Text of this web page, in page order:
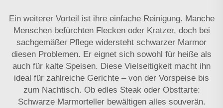
Ein weiterer Vorteil ist ihre einfache Reinigung. Manche
Menschen befürchten Flecken oder Kratzer, doch bei
sachgemäßer Pflege widersteht schwarzer Marmor
diesen Problemen. Er eignet sich sowohl für heiße als
auch für kalte Speisen. Diese Vielseitigkeit macht ihn
ideal für zahlreiche Gerichte – von der Vorspeise bis
zum Nachtisch. Ob edles Steak oder Obsttarte:
Schwarze Marmorteller bewältigen alles souverän.